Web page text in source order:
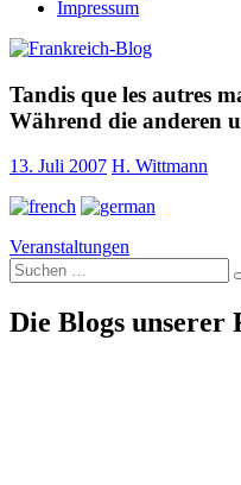
Impressum
Tandis que les autres
Während die anderen
13. Juli 2007 H. Wittmann
Veranstaltungen
Suche
nach:
Die Blogs unserer